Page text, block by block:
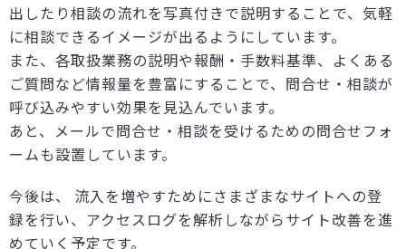
出したり相談の流れを写真付きで説明することで、気軽
に相談できるイメージが出るようにしています。
また、各取扱業務の説明や報酬・手数料基準、よくある
ご質問など情報量を豊富にすることで、問合せ・相談が
呼び込みやすい効果を見込んでいます。
あと、メールで問合せ・相談を受けるための問合せフォ
ームも設置しています。
今後は、 流入を増やすためにさまざまなサイトへの登
録を行い、アクセスログを解析しながらサイト改善を進
めていく予定です。